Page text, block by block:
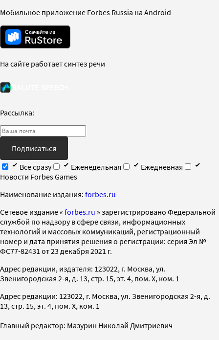
Мобильное приложение Forbes Russia на Android
На сайте работает синтез речи
Рассылка:
Подписаться
Все сразу
Еженедельная
Ежедневная
Новости Forbes Games
Наименование издания: forbes.ru
Cетевое издание « forbes.ru » зарегистрировано Федеральной
службой по надзору в сфере связи, информационных
технологий и массовых коммуникаций, регистрационный
номер и дата принятия решения о регистрации: серия Эл №
ФС77-82431 от 23 декабря 2021 г.
Адрес редакции, издателя: 123022, г. Москва, ул.
Звенигородская 2-я, д. 13, стр. 15, эт. 4, пом. X, ком. 1
Адрес редакции: 123022, г. Москва, ул. Звенигородская 2-я, д.
13, стр. 15, эт. 4, пом. X, ком. 1
Главный редактор: Мазурин Николай Дмитриевич